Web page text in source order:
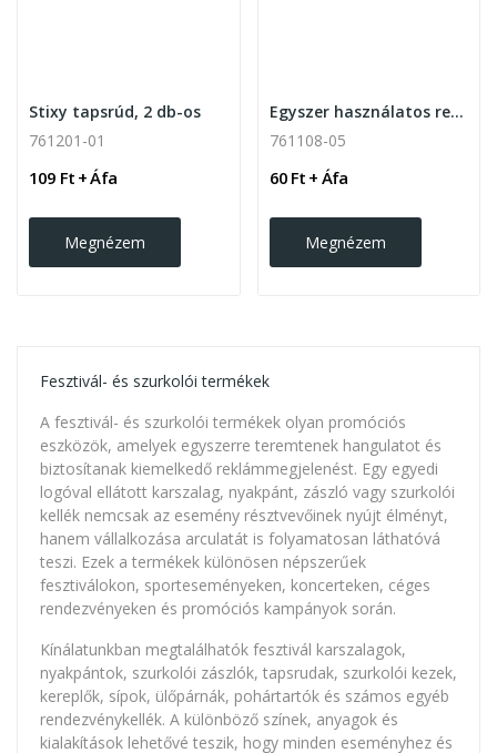
Stixy tapsrúd, 2 db-os
761201-01
109 Ft + Áfa
Megnézem
Egyszer használatos rendezvény karszalag
761108-05
60 Ft + Áfa
Megnézem
Fesztivál- és szurkolói termékek
A fesztivál- és szurkolói termékek olyan promóciós
eszközök, amelyek egyszerre teremtenek hangulatot és
biztosítanak kiemelkedő reklámmegjelenést. Egy egyedi
logóval ellátott karszalag, nyakpánt, zászló vagy szurkolói
kellék nemcsak az esemény résztvevőinek nyújt élményt,
hanem vállalkozása arculatát is folyamatosan láthatóvá
teszi. Ezek a termékek különösen népszerűek
fesztiválokon, sporteseményeken, koncerteken, céges
rendezvényeken és promóciós kampányok során.
Kínálatunkban megtalálhatók fesztivál karszalagok,
nyakpántok, szurkolói zászlók, tapsrudak, szurkolói kezek,
kereplők, sípok, ülőpárnák, pohártartók és számos egyéb
rendezvénykellék. A különböző színek, anyagok és
kialakítások lehetővé teszik, hogy minden eseményhez és